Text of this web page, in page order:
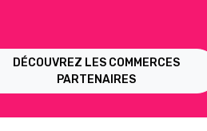
DÉCOUVREZ LES COMMERCES
PARTENAIRES